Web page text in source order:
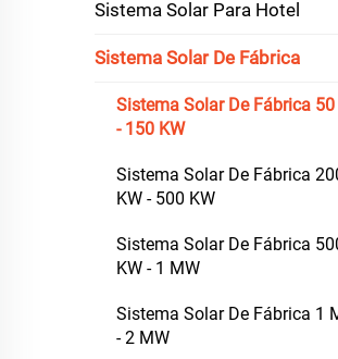
Sistema Solar Para Hotel
Sistema Solar De Fábrica
Sistema Solar De Fábrica 50
- 150 KW
Sistema Solar De Fábrica
KW - 500 KW
Sistema Solar De Fábrica
KW - 1 MW
Sistema Solar De Fábrica 1
- 2 MW